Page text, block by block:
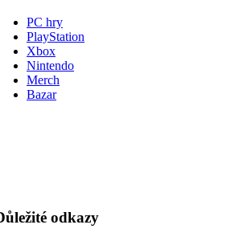
PC hry
PlayStation
Xbox
Nintendo
Merch
Bazar
odkazy